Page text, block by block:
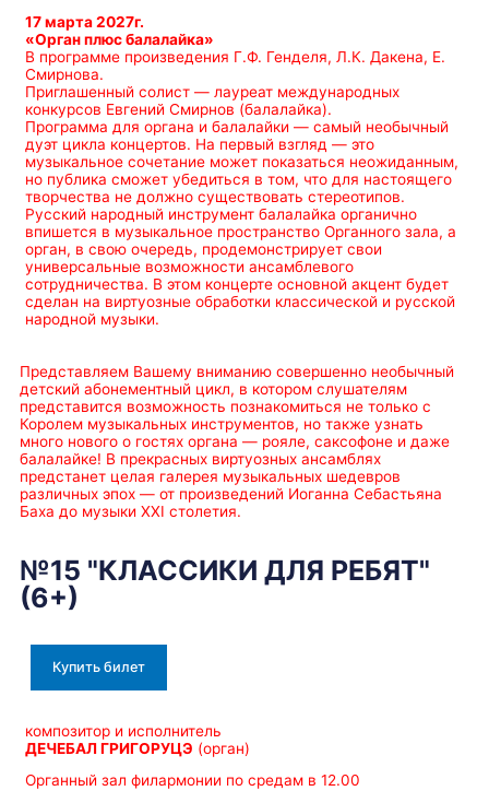
17 марта 2027г.
«Орган плюс балалайка»
В программе произведения Г.Ф. Генделя, Л.К. Дакена, Е.
Смирнова.
Приглашенный солист — лауреат международных
конкурсов Евгений Смирнов (балалайка).
Программа для органа и балалайки — самый необычный
дуэт цикла концертов. На первый взгляд — это
музыкальное сочетание может показаться неожиданным,
но публика сможет убедиться в том, что для настоящего
творчества не должно существовать стереотипов.
Русский народный инструмент балалайка органично
впишется в музыкальное пространство Органного зала, а
орган, в свою очередь, продемонстрирует свои
универсальные возможности ансамблевого
сотрудничества. В этом концерте основной акцент будет
сделан на виртуозные обработки классической и русской
народной музыки.
Представляем Вашему вниманию совершенно необычный
детский абонементный цикл, в котором слушателям
представится возможность познакомиться не только с
Королем музыкальных инструментов, но также узнать
много нового о гостях органа — рояле, саксофоне и даже
балалайке! В прекрасных виртуозных ансамблях
предстанет целая галерея музыкальных шедевров
различных эпох — от произведений Иоганна Себастьяна
Баха до музыки XXI столетия.
№15 "КЛАССИКИ ДЛЯ РЕБЯТ"
(6+)
Купить билет
композитор и исполнитель
ДЕЧЕБАЛ ГРИГОРУЦЭ (орган)
Органный зал филармонии по средам в 12.00